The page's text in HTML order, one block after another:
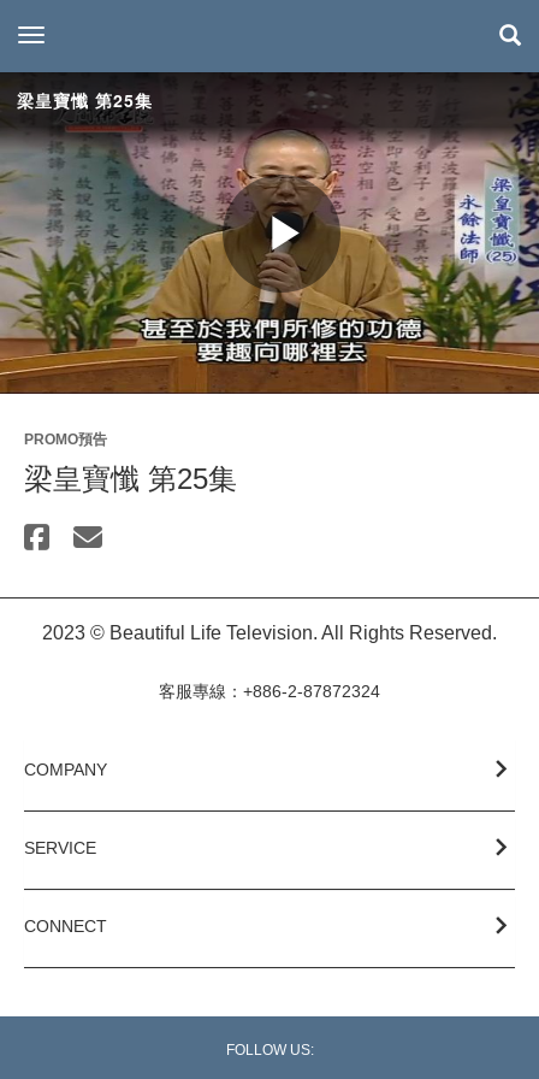
toggle navigation
梁皇寶懺 第25集
Play
Video
PROMO預告
梁皇寶懺 第25集
2023 © Beautiful Life Television. All Rights Reserved.
客服專線：+886-2-87872324
COMPANY
SERVICE
CONNECT
FOLLOW US: